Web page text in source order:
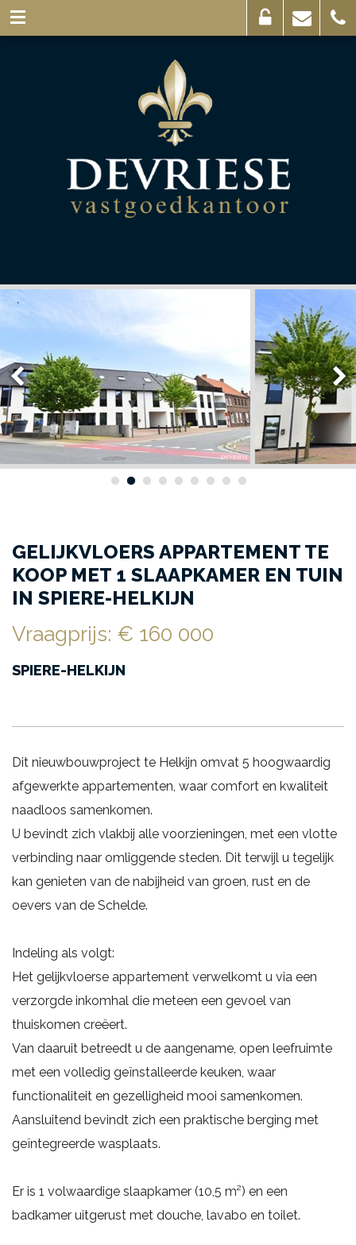
GELIJKVLOERS APPARTEMENT TE
KOOP MET 1 SLAAPKAMER EN TUIN
IN SPIERE-HELKIJN
Vraagprijs: € 160 000
SPIERE-HELKIJN
Dit nieuwbouwproject te Helkijn omvat 5 hoogwaardig
afgewerkte appartementen, waar comfort en kwaliteit
naadloos samenkomen.
U bevindt zich vlakbij alle voorzieningen, met een vlotte
verbinding naar omliggende steden. Dit terwijl u tegelijk
kan genieten van de nabijheid van groen, rust en de
oevers van de Schelde.
Indeling als volgt:
Het gelijkvloerse appartement verwelkomt u via een
verzorgde inkomhal die meteen een gevoel van
thuiskomen creëert.
Van daaruit betreedt u de aangename, open leefruimte
met een volledig geïnstalleerde keuken, waar
functionaliteit en gezelligheid mooi samenkomen.
Aansluitend bevindt zich een praktische berging met
geïntegreerde wasplaats.
Er is 1 volwaardige slaapkamer (10,5 m²) en een
badkamer uitgerust met douche, lavabo en toilet.